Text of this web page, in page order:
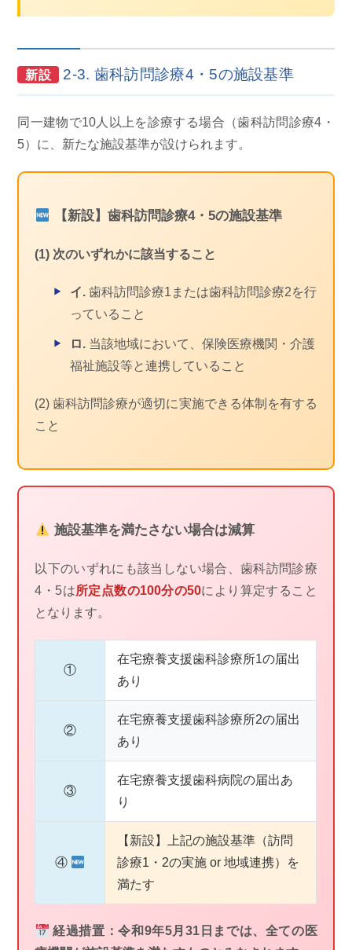
新設 2-3. 歯科訪問診療4・5の施設基準
同一建物で10人以上を診療する場合（歯科訪問診療4・
5）に、新たな施設基準が設けられます。
【新設】歯科訪問診療4・5の施設基準
(1) 次のいずれかに該当すること
イ. 歯科訪問診療1または歯科訪問診療2を行
っていること
ロ. 当該地域において、保険医療機関・介護
福祉施設等と連携していること
(2) 歯科訪問診療が適切に実施できる体制を有する
こと
施設基準を満たさない場合は減算
以下のいずれにも該当しない場合、歯科訪問診療
4・5は所定点数の100分の50により算定すること
となります。
①
在宅療養支援歯科診療所1の届出
あり
②
在宅療養支援歯科診療所2の届出
あり
③
在宅療養支援歯科病院の届出あ
り
④
【新設】上記の施設基準（訪問
診療1・2の実施 or 地域連携）を
満たす
経過措置：令和9年5月31日までは、全ての医